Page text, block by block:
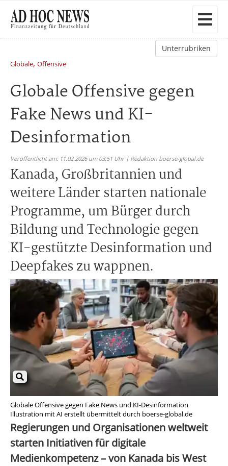
Unterrubriken
Globale, Offensive
Globale Offensive gegen
Fake News und KI-
Desinformation
Veröffentlicht am: 11.02.2026 um 03:51 Uhr | Redaktion boerse-global.de
Kanada, Großbritannien und
weitere Länder starten nationale
Programme, um Bürger durch
Bildung und Technologie gegen
KI-gestützte Desinformation und
Deepfakes zu wappnen.
Globale Offensive gegen Fake News und KI-Desinformation
Illustration mit AI erstellt übermittelt durch boerse-global.de
Regierungen und Organisationen weltweit
starten Initiativen für digitale
Medienkompetenz – von Kanada bis West